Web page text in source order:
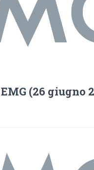
(26 giugno